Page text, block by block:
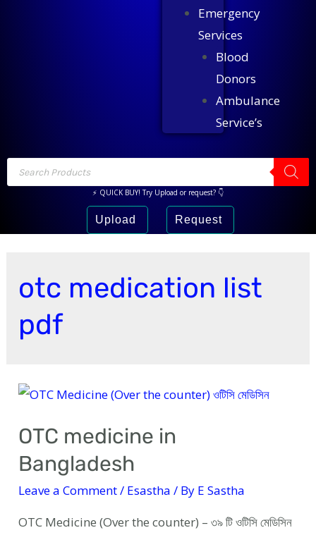
Emergency
Services
Blood
Donors
Ambulance
Service’s
⚡ QUICK BUY! Try Upload or request? 👇
Upload Request
otc medication list
pdf
OTC medicine in
Bangladesh
Leave a Comment/ Esastha / By E Sastha
OTC Medicine (Over the counter) – ৩৯ টি ওটিসি মেডিসিন